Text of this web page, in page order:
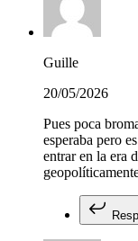
Guille
20/05/2026
Pues poca
esperaba pero
entrar en la era